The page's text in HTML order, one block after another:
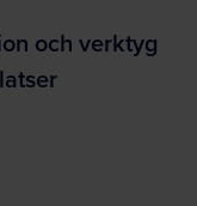
och verktyg